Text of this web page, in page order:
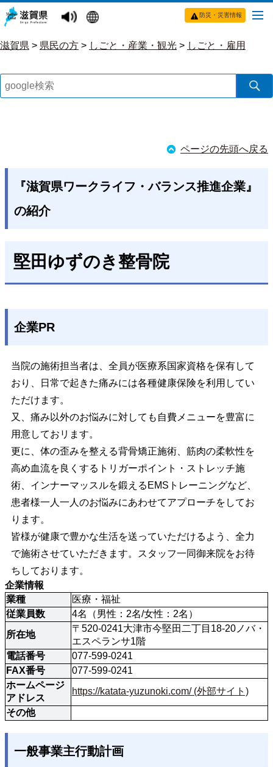
防災・災害情報
滋賀県 > 県民の方 > しごと・産業・観光 > しごと・雇用
ページの先頭へ戻る
『滋賀県ワークライフ・バランス推進企業』
の紹介
堅田ゆずのき整骨院
企業PR
当院の施術担当者は、全員が医療系国家資格を保有して
おり、日常で起きた痛みには各種健康保険を利用してい
ただけます。
又、痛み以外のお悩みに対しても自費メニューを豊富に
用意しておリます。
更に、体の歪みを整える背骨矯正施術、筋肉の柔軟性を
高め血流を良くするトリガーポイント・ストレッチ施
術、インナーマッスルを鍛えるEMSトレーニングなど、
患者様一人一人のお悩みにあわせてアプローチをしてお
ります。
皆様が健康で豊かな生活を送っていただけるよう、全力
で施術させていただきます。スタッフ一同御来院をお待
ちしております。
企業情報
業種
医療・福祉
従業員数
4名（男性：2名/女性：2名）
所在地
〒520-0241大津市今堅田二丁目18-20ノバ・
エスペランサ1階
電話番号
077-599-0241
FAX番号
077-599-0241
ホームページ
アドレス
https://katata-yuzunoki.com/ (外部サイト)
その他
一般事業主行動計画